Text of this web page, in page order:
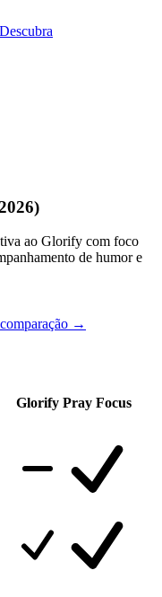
Descubra
ao Glorify com foco
de humor e
→
Glorify Pray Focus